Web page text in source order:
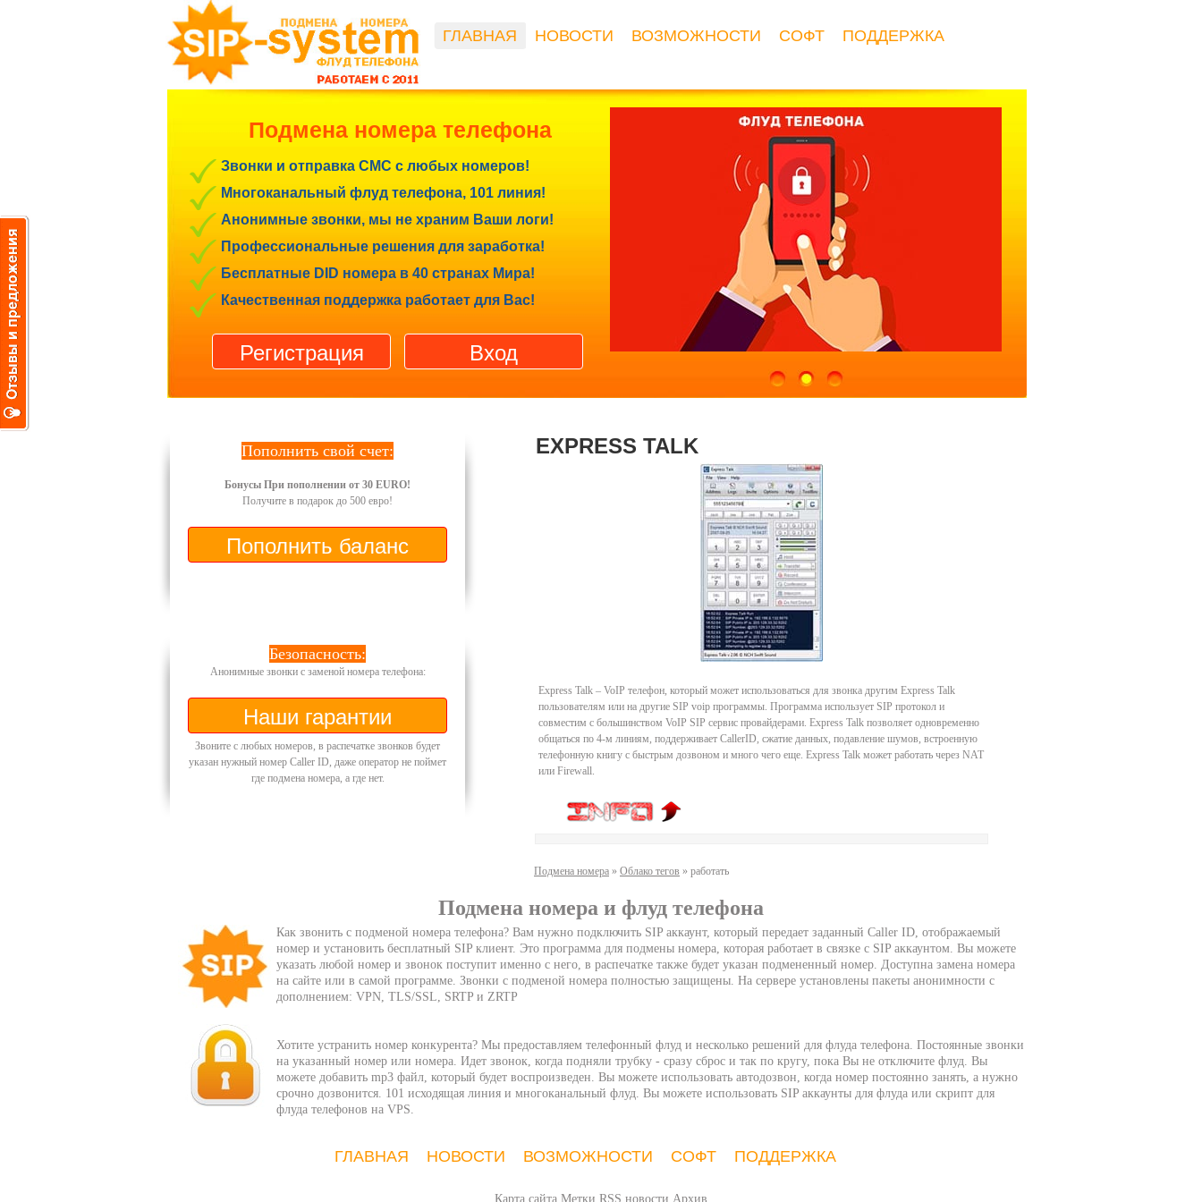
ГЛАВНАЯ НОВОСТИ ВОЗМОЖНОСТИ СОФТ ПОДДЕРЖКА
Подмена номера телефона
Звонки и отправка СМС с любых номеров!
Многоканальный флуд телефона, 101 линия!
Анонимные звонки, мы не храним Ваши логи!
Профессиональные решения для заработка!
Бесплатные DID номера в 40 странах Мира!
Качественная поддержка работает для Вас!
Пополнить свой счет:
Бонусы При пополнении от 30 EURO!
Получите в подарок до 500 евро!
Безопасность:
Анонимные звонки с заменой номера телефона:
Звоните с любых номеров, в распечатке звонков будет
указан нужный номер Caller ID, даже оператор не поймет
где подмена номера, а где нет.
EXPRESS TALK
Express Talk – VoIP телефон, который может использоваться для звонка другим Express Talk
пользователям или на другие SIP voip программы. Программа использует SIP протокол и
совместим с большинством VoIP SIP сервис провайдерами. Express Talk позволяет одновременно
общаться по 4-м линиям, поддерживает CallerID, сжатие данных, подавление шумов, встроенную
телефонную книгу с быстрым дозвоном и много чего еще. Express Talk может работать через NAT
или Firewall.
Подмена номера » Облако тегов » работать
Подмена номера и флуд телефона
Как звонить с подменой номера телефона? Вам нужно подключить SIP аккаунт, который передает заданный Caller ID, отображаемый
номер и установить бесплатный SIP клиент. Это программа для подмены номера, которая работает в связке с SIP аккаунтом. Вы можете
указать любой номер и звонок поступит именно с него, в распечатке также будет указан подмененный номер. Доступна замена номера
на сайте или в самой программе. Звонки с подменой номера полностью защищены. На сервере установлены пакеты анонимности с
дополнением: VPN, TLS/SSL, SRTP и ZRTP
Хотите устранить номер конкурента? Мы предоставляем телефонный флуд и несколько решений для флуда телефона. Постоянные звонки
на указанный номер или номера. Идет звонок, когда подняли трубку - сразу сброс и так по кругу, пока Вы не отключите флуд. Вы
можете добавить mp3 файл, который будет воспроизведен. Вы можете использовать автодозвон, когда номер постоянно занять, а нужно
срочно дозвонится. 101 исходящая линия и многоканальный флуд. Вы можете использовать SIP аккаунты для флуда или скрипт для
флуда телефонов на VPS.
ГЛАВНАЯ НОВОСТИ ВОЗМОЖНОСТИ СОФТ ПОДДЕРЖКА
Карта сайта Метки RSS новости Архив